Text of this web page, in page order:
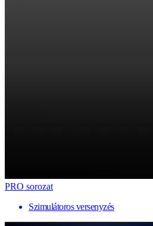
PRO sorozat
Szimulátoros versenyzés